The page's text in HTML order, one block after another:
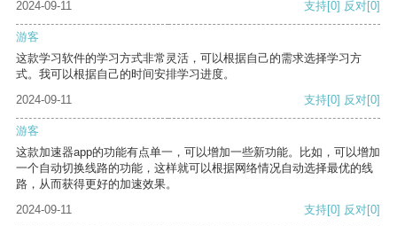
2024-09-11 支持[0] 反对[0]
游客
这款学习软件的学习方式非常灵活，可以根据自己的需求选择学习方
式。我可以根据自己的时间安排学习进度。
2024-09-11
支持[0] 反对[0]
游客
这款加速器app的功能有点单一，可以增加一些新功能。比如，可以增加
一个自动切换线路的功能，这样就可以根据网络情况自动选择最优的线
路，从而获得更好的加速效果。
2024-09-11
支持[0] 反对[0]